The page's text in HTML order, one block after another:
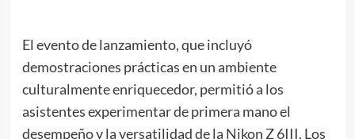
El evento de lanzamiento, que incluyó
demostraciones prácticas en un ambiente
culturalmente enriquecedor, permitió a los
asistentes experimentar de primera mano el
desempeño y la versatilidad de la Nikon Z 6III. Los